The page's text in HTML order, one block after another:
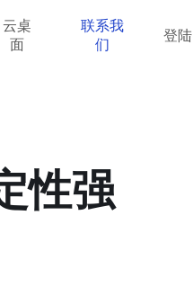
云桌
面
联系我
们
登陆
性强